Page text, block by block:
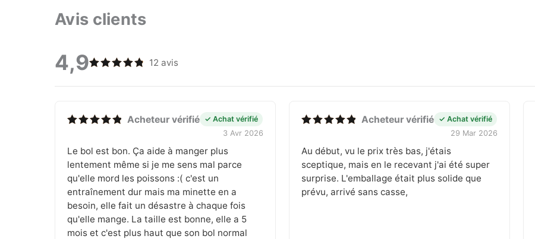
Avis clients
4,9
sur 5
12 avis
Acheteur vérifié ✓ Achat vérifié
3 Avr 2026
Le bol est bon. Ça aide à manger plus
lentement même si je me sens mal parce
qu'elle mord les poissons :( c'est un
entraînement dur mais ma minette en a
besoin, elle fait un désastre à chaque fois
qu'elle mange. La taille est bonne, elle a 5
mois et c'est plus haut que son bol normal
Acheteur vérifié ✓ Achat vérifié
29 Mar 2026
Au début, vu le prix très bas, j'étais
sceptique, mais en le recevant j'ai été super
surprise. L'emballage était plus solide que
prévu, arrivé sans casse,